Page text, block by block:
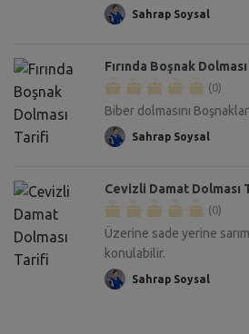
Sahrap Soysal
Fırında Boşnak
(0)
Biber dolmasını
Sahrap Soysal
Cevizli Damat Dolması
(0)
Üzerine sade yerine
konulabilir.
Sahrap Soysal